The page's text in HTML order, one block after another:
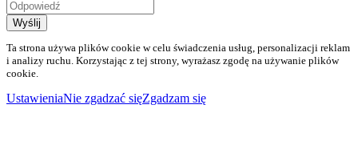
Wyślij
Ta strona używa plików cookie w celu świadczenia usług, personalizacji reklam
i analizy ruchu. Korzystając z tej strony, wyrażasz zgodę na używanie plików
cookie.
UstawieniaNie zgadzać sięZgadzam się